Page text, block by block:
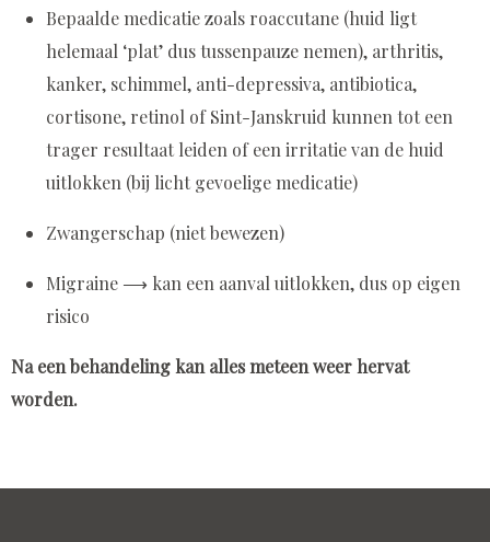
Bepaalde medicatie zoals roaccutane (huid ligt
helemaal ‘plat’ dus tussenpauze nemen), arthritis,
kanker, schimmel, anti-depressiva, antibiotica,
cortisone, retinol of Sint-Janskruid kunnen tot een
trager resultaat leiden of een irritatie van de huid
uitlokken (bij licht gevoelige medicatie)
Zwangerschap (niet bewezen)
Migraine ⟶ kan een aanval uitlokken, dus op eigen
risico
Na een behandeling kan alles meteen weer hervat
worden.